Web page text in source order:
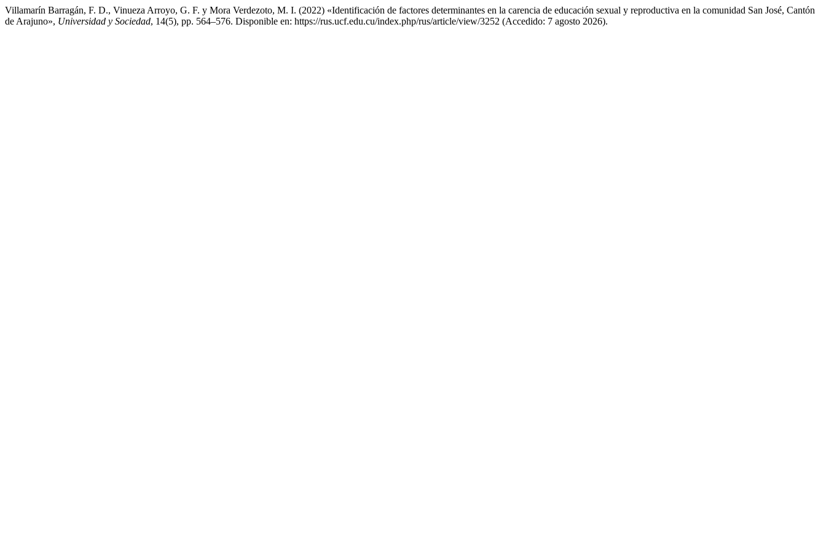
Villamarín Barragán, F. D., Vinueza Arroyo, G. F. y Mora Verdezoto, M. I. (2022) «Identificación de factores determinantes en la carencia de educación sexual y reproductiva en la comunidad San José, Cantón
de Arajuno», Universidad y Sociedad, 14(5), pp. 564–576. Disponible en: https://rus.ucf.edu.cu/index.php/rus/article/view/3252 (Accedido: 7 agosto 2026).